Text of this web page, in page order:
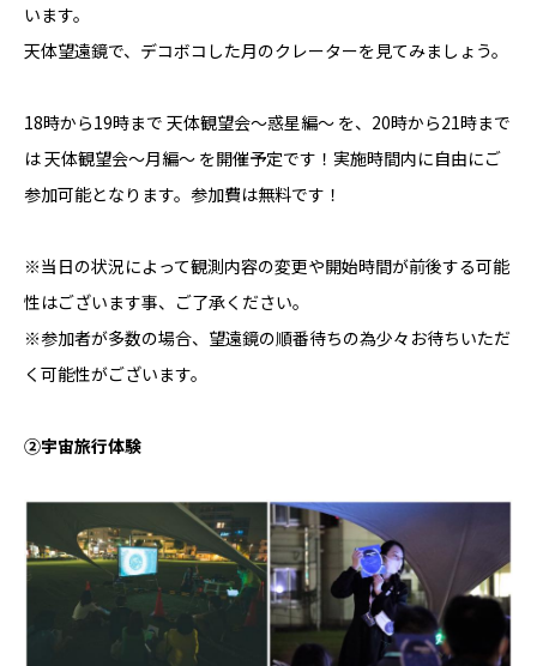
います。
天体望遠鏡で、デコボコした月のクレーターを見てみましょう。
18時から19時まで 天体観望会～惑星編～ を、20時から21時まで
は 天体観望会～月編～ を開催予定です！実施時間内に自由にご
参加可能となります。参加費は無料です！
※当日の状況によって観測内容の変更や開始時間が前後する可能
性はございます事、ご了承ください。
※参加者が多数の場合、望遠鏡の順番待ちの為少々お待ちいただ
く可能性がございます。
②宇宙旅行体験